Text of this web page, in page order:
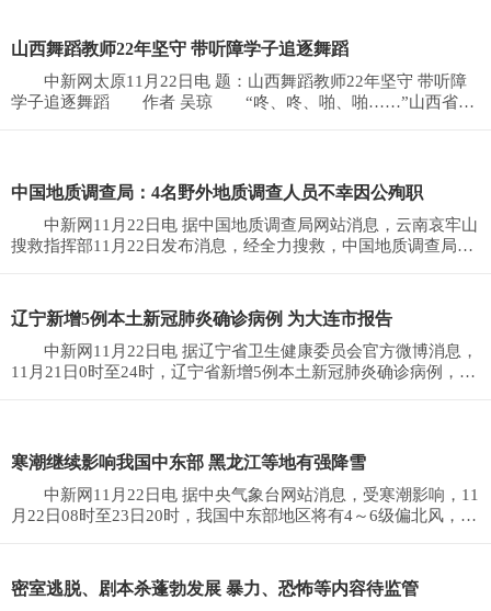
山西舞蹈教师22年坚守 带听障学子追逐舞蹈
中新网太原11月22日电 题：山西舞蹈教师22年坚守 带听障
学子追逐舞蹈 作者 吴琼 “咚、咚、啪、啪……”山西省太
中国地质调查局：4名野外地质调查人员不幸因公殉职
中新网11月22日电 据中国地质调查局网站消息，云南哀牢山
搜救指挥部11月22日发布消息，经全力搜救，中国地质调查局4
辽宁新增5例本土新冠肺炎确诊病例 为大连市报告
中新网11月22日电 据辽宁省卫生健康委员会官方微博消息，
11月21日0时至24时，辽宁省新增5例本土新冠肺炎确诊病例，为
寒潮继续影响我国中东部 黑龙江等地有强降雪
中新网11月22日电 据中央气象台网站消息，受寒潮影响，11
月22日08时至23日20时，我国中东部地区将有4～6级偏北风，阵
密室逃脱、剧本杀蓬勃发展 暴力、恐怖等内容待监管